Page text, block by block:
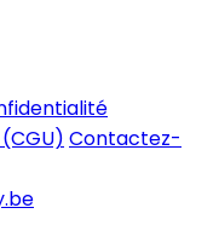
Contactez-